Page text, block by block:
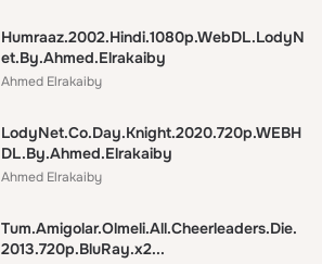
Humraaz.2002.Hindi.1080p.WebDL.LodyN
et.By.Ahmed.Elrakaiby
Ahmed Elrakaiby
LodyNet.Co.Day.Knight.2020.720p.WEBH
DL.By.Ahmed.Elrakaiby
Ahmed Elrakaiby
Tum.Amigolar.Olmeli.All.Cheerleaders.Die.
2013.720p.BluRay.x2...